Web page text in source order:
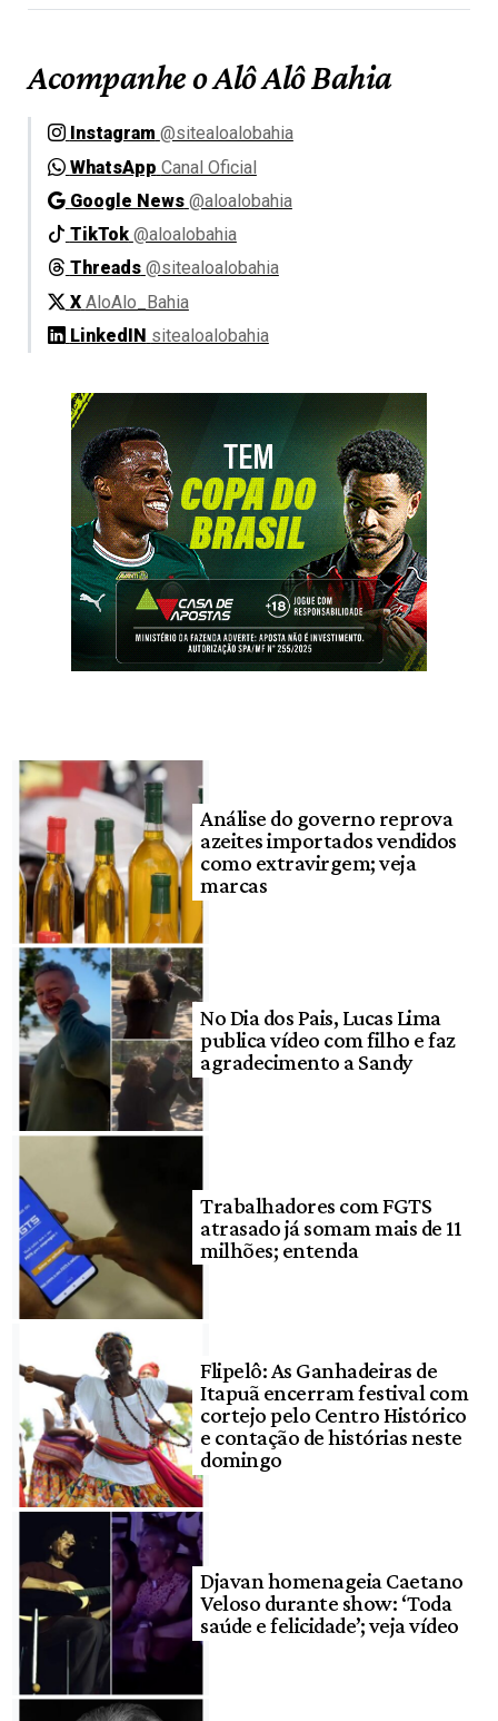
Acompanhe o Alô Alô Bahia
Instagram @sitealoalobahia
WhatsApp Canal Oficial
Google News @aloalobahia
TikTok @aloalobahia
Threads @sitealoalobahia
X AloAlo_Bahia
LinkedIN sitealoalobahia
Análise do governo reprova
azeites importados vendidos
como extravirgem; veja
marcas
No Dia dos Pais, Lucas Lima
publica vídeo com filho e faz
agradecimento a Sandy
Trabalhadores com FGTS
atrasado já somam mais de 11
milhões; entenda
Flipelô: As Ganhadeiras de
Itapuã encerram festival com
cortejo pelo Centro Histórico
e contação de histórias neste
domingo
Djavan homenageia Caetano
Veloso durante show: ‘Toda
saúde e felicidade’; veja vídeo